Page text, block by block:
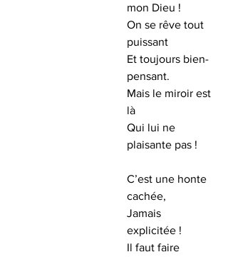
mon Dieu !
On se rêve tout
puissant
Et toujours bien-
pensant.
Mais le miroir est
là
Qui lui ne
plaisante pas !
C’est une honte
cachée,
Jamais
explicitée !
Il faut faire